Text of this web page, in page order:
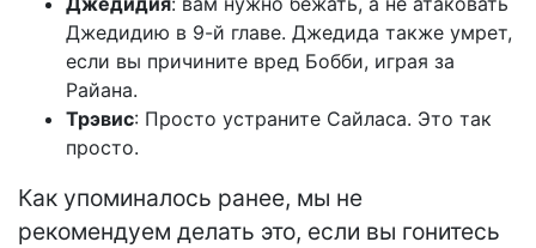
Джедидию в 9-й главе. Джедида также умрет,
если вы причините вред Бобби, играя за
Райана.
Трэвис: Просто устраните Сайласа. Это так
просто.
Как упоминалось ранее, мы не
рекомендуем делать это, если вы гонитесь